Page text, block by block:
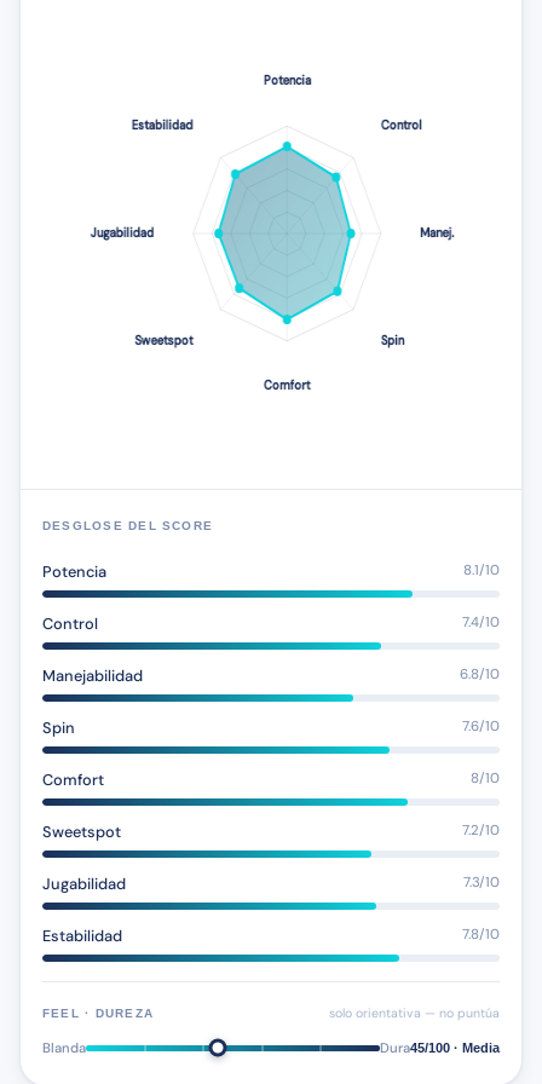
DESGLOSE DEL SCORE
Potencia 8.1/10
Control 7.4/10
Manejabilidad 6.8/10
Spin 7.6/10
Comfort 8/10
Sweetspot 7.2/10
Jugabilidad 7.3/10
Estabilidad 7.8/10
FEEL · DUREZA solo orientativa — no puntúa
Blanda Dura45/100 · Media